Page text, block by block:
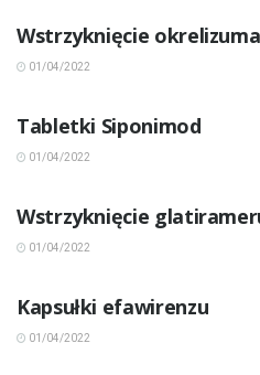
Wstrzyknięcie
01/04/2022
Tabletki Siponimod
01/04/2022
Wstrzyknięcie
01/04/2022
Kapsułki efawirenzu
01/04/2022